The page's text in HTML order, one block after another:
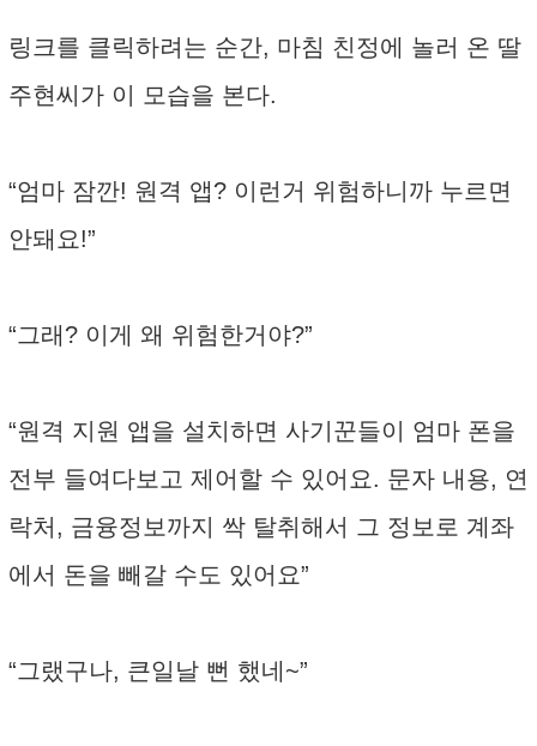
링크를 클릭하려는 순간, 마침 친정에 놀러 온 딸
주현씨가 이 모습을 본다.
“엄마 잠깐! 원격 앱? 이런거 위험하니까 누르면
안돼요!”
“그래? 이게 왜 위험한거야?”
“원격 지원 앱을 설치하면 사기꾼들이 엄마 폰을
전부 들여다보고 제어할 수 있어요. 문자 내용, 연
락처, 금융정보까지 싹 탈취해서 그 정보로 계좌
에서 돈을 빼갈 수도 있어요”
“그랬구나, 큰일날 뻔 했네~”